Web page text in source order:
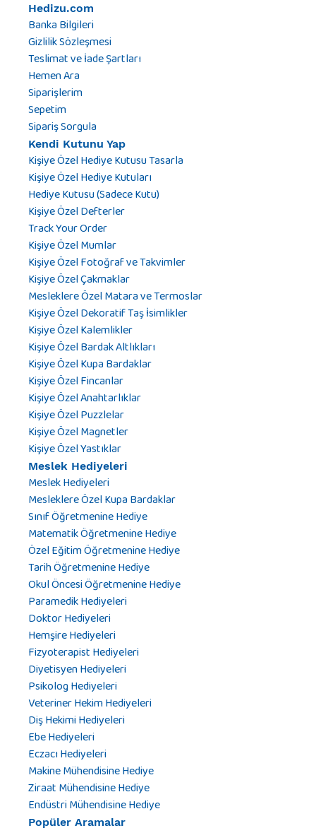
Hedizu.com
Banka Bilgileri
Gizlilik Sözleşmesi
Teslimat ve İade Şartları
Hemen Ara
Siparişlerim
Sepetim
Sipariş Sorgula
Kendi Kutunu Yap
Kişiye Özel Hediye Kutusu Tasarla
Kişiye Özel Hediye Kutuları
Hediye Kutusu (Sadece Kutu)
Kişiye Özel Defterler
Track Your Order
Kişiye Özel Mumlar
Kişiye Özel Fotoğraf ve Takvimler
Kişiye Özel Çakmaklar
Mesleklere Özel Matara ve Termoslar
Kişiye Özel Dekoratif Taş İsimlikler
Kişiye Özel Kalemlikler
Kişiye Özel Bardak Altlıkları
Kişiye Özel Kupa Bardaklar
Kişiye Özel Fincanlar
Kişiye Özel Anahtarlıklar
Kişiye Özel Puzzlelar
Kişiye Özel Magnetler
Kişiye Özel Yastıklar
Meslek Hediyeleri
Meslek Hediyeleri
Mesleklere Özel Kupa Bardaklar
Sınıf Öğretmenine Hediye
Matematik Öğretmenine Hediye
Özel Eğitim Öğretmenine Hediye
Tarih Öğretmenine Hediye
Okul Öncesi Öğretmenine Hediye
Paramedik Hediyeleri
Doktor Hediyeleri
Hemşire Hediyeleri
Fizyoterapist Hediyeleri
Diyetisyen Hediyeleri
Psikolog Hediyeleri
Veteriner Hekim Hediyeleri
Diş Hekimi Hediyeleri
Ebe Hediyeleri
Eczacı Hediyeleri
Makine Mühendisine Hediye
Ziraat Mühendisine Hediye
Endüstri Mühendisine Hediye
Popüler Aramalar